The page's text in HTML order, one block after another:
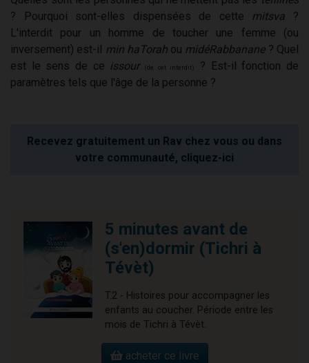
? Pourquoi sont-elles dispensées de cette mitsva ?
L'interdit pour un homme de toucher une femme (ou
inversement) est-il min haTorahou midéRabbanane? Quel
est le sens de ce issour (de cet interdit)
? Est-il fonction de
paramètres tels que l'âge de la personne ?
Recevez gratuitement un Rav chez vous ou dans
votre communauté, cliquez-ici
5 minutes avant de
(s'en)dormir (Tichri à
Tévèt)
T.2 - Histoires pour accompagner les
enfants au coucher. Période entre les
mois de Tichri à Tévèt.
acheter ce livre